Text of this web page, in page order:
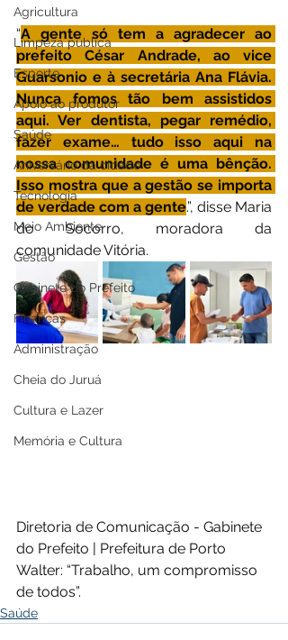
Agricultura
Limpeza pública
Esporte
Apoio ao produtor
Saúde
Aniversário da cidade
Tecnologia
Meio Ambiente
Gestão
Gabinete do Prefeito
Finanças
Administração
Cheia do Juruá
Cultura e Lazer
Memória e Cultura
“A gente só tem a agradecer ao
prefeito César Andrade, ao vice
Guarsonio e à secretária Ana Flávia.
Nunca fomos tão bem assistidos
aqui. Ver dentista, pegar remédio,
fazer exame… tudo isso aqui na
nossa comunidade é uma bênção.
Isso mostra que a gestão se importa
de verdade com a gente.”, disse Maria
do Socorro, moradora da
comunidade Vitória.
Diretoria de Comunicação - Gabinete
do Prefeito | Prefeitura de Porto
Walter: “Trabalho, um compromisso
de todos”.
Saúde